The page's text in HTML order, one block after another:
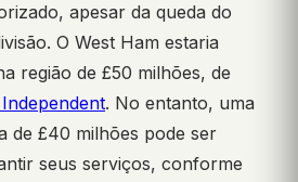
apesar da queda do
O West Ham estaria
região de £50 milhões, de
. No entanto, uma
de £40 milhões pode ser
seus serviços, conforme